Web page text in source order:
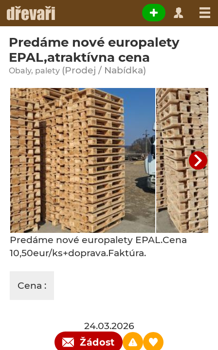
Predáme nové europalety
EPAL,atraktívna cena
Obaly, palety (Prodej / Nabídka)
Predáme nové europalety EPAL.Cena
10,50eur/ks+doprava.Faktúra.
Cena :
24.03.2026
Žádost